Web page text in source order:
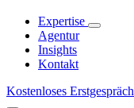
Expertise
Agentur
Insights
Kontakt
Kostenloses Erstgespräch